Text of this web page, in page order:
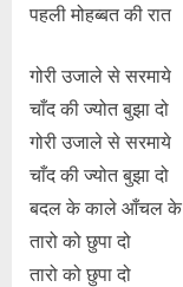
पहली मोहब्बत की रात
गोरी उजाले से सरमाये
चाँद की ज्योत बुझा दो
गोरी उजाले से सरमाये
चाँद की ज्योत बुझा दो
बदल के काले आँचल के
तारो को छुपा दो
तारो को छुपा दो